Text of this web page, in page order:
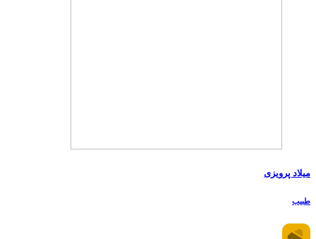
میلاد پرویزی
طبیب